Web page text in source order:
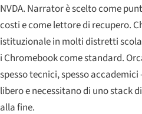
NVDA. Narrator è scelto come
costi e come lettore di recupero.
istituzionale in molti distretti
i Chromebook come standard.
spesso tecnici, spesso
libero e necessitano di uno stack
alla fine.